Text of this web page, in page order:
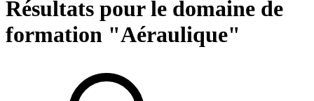
Résultats pour le domaine de
formation "Aéraulique"